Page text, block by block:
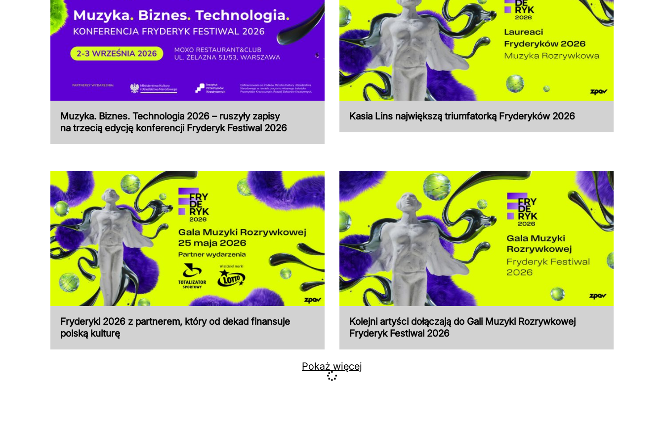
Muzyka. Biznes. Technologia 2026 – ruszyły zapisy
na trzecią edycję konferencji Fryderyk Festiwal 2026
Kasia Lins największą triumfatorką Fryderyków 2026
Fryderyki 2026 z partnerem, który od dekad finansuje
polską kulturę
Kolejni artyści dołączają do Gali Muzyki Rozrywkowej
Fryderyk Festiwal 2026
Pokaż więcej